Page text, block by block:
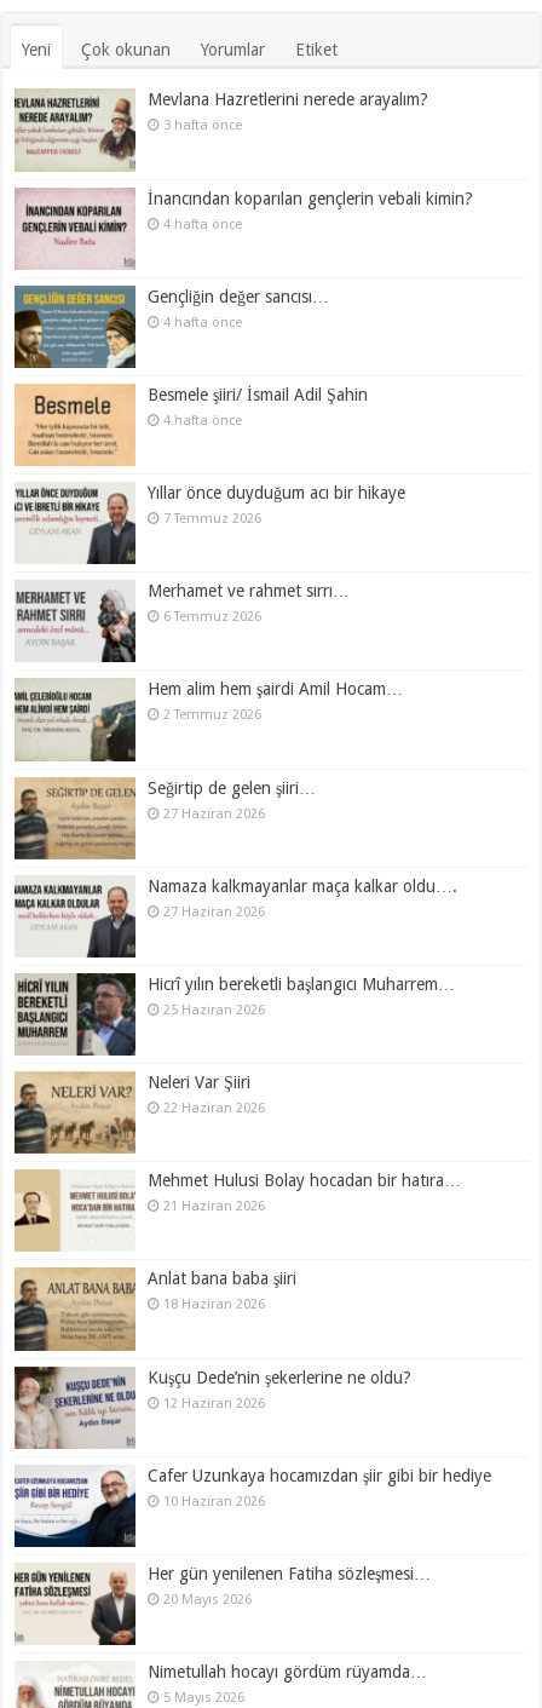
Yeni Çok okunan Yorumlar Etiket
Mevlana Hazretlerini nerede arayalım?
3 hafta önce
İnancından koparılan gençlerin vebali kimin?
4 hafta önce
Gençliğin değer sancısı…
4 hafta önce
Besmele şiiri/ İsmail Adil Şahin
4 hafta önce
Yıllar önce duyduğum acı bir hikaye
7 Temmuz 2026
Merhamet ve rahmet sırrı…
6 Temmuz 2026
Hem alim hem şairdi Amil Hocam…
2 Temmuz 2026
Seğirtip de gelen şiiri…
27 Haziran 2026
Namaza kalkmayanlar maça kalkar oldu….
27 Haziran 2026
Hicrî yılın bereketli başlangıcı Muharrem…
25 Haziran 2026
Neleri Var Şiiri
22 Haziran 2026
Mehmet Hulusi Bolay hocadan bir hatıra…
21 Haziran 2026
Anlat bana baba şiiri
18 Haziran 2026
Kuşçu Dede’nin şekerlerine ne oldu?
12 Haziran 2026
Cafer Uzunkaya hocamızdan şiir gibi bir hediye
10 Haziran 2026
Her gün yenilenen Fatiha sözleşmesi…
20 Mayıs 2026
Nimetullah hocayı gördüm rüyamda…
5 Mayıs 2026